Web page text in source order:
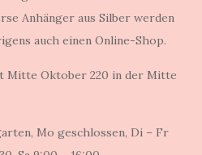
Anhänger aus Silber werden
auch einen Online-Shop.
Mitte Oktober 220 in der Mitte
Mo geschlossen, Di – Fr